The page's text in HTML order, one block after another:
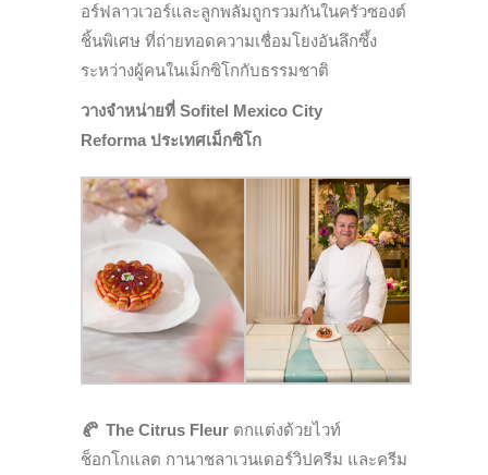
อร์ฟลาวเวอร์และลูกพลัมถูกรวมกันในครัวซองต์
ชิ้นพิเศษ ที่ถ่ายทอดความเชื่อมโยงอันลึกซึ้ง
ระหว่างผู้คนในเม็กซิโกกับธรรมชาติ
วางจำหน่ายที่ Sofitel Mexico City
Reforma ประเทศเม็กซิโก
🥐 The Citrus Fleur ตกแต่งด้วยไวท์
ช็อกโกแลต กานาชลาเวนเดอร์วิปครีม และครีม